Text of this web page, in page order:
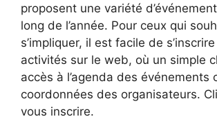
proposent une variété
long de l’année. Pour ceux qui
s’impliquer, il est facile de
activités sur le web, où un simple
accès à l’agenda des événements
coordonnées des organisateurs.
vous inscrire.